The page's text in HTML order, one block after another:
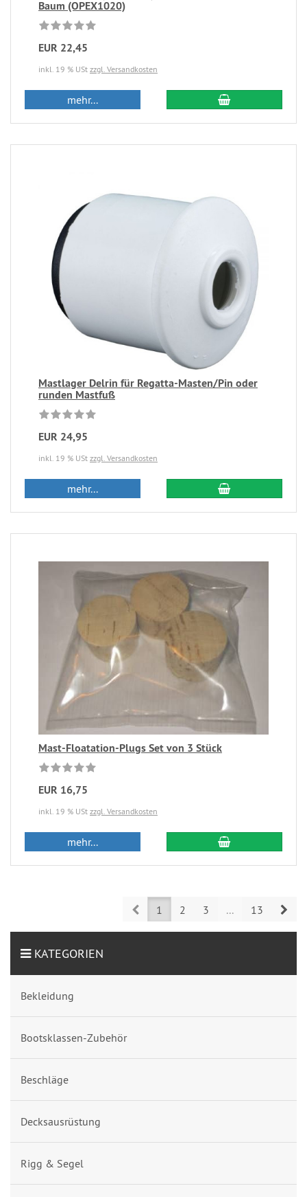
Baum (OPEX1020)
EUR 22,45
inkl. 19 % USt zzgl. Versandkosten
mehr...
Mastlager Delrin für Regatta-Masten/Pin oder
runden Mastfuß
EUR 24,95
inkl. 19 % USt zzgl. Versandkosten
mehr...
Mast-Floatation-Plugs Set von 3 Stück
EUR 16,75
inkl. 19 % USt zzgl. Versandkosten
mehr...
Prev1 2 3 ... 13
KATEGORIEN
Bekleidung
Bootsklassen-Zubehör
Beschläge
Decksausrüstung
Rigg & Segel